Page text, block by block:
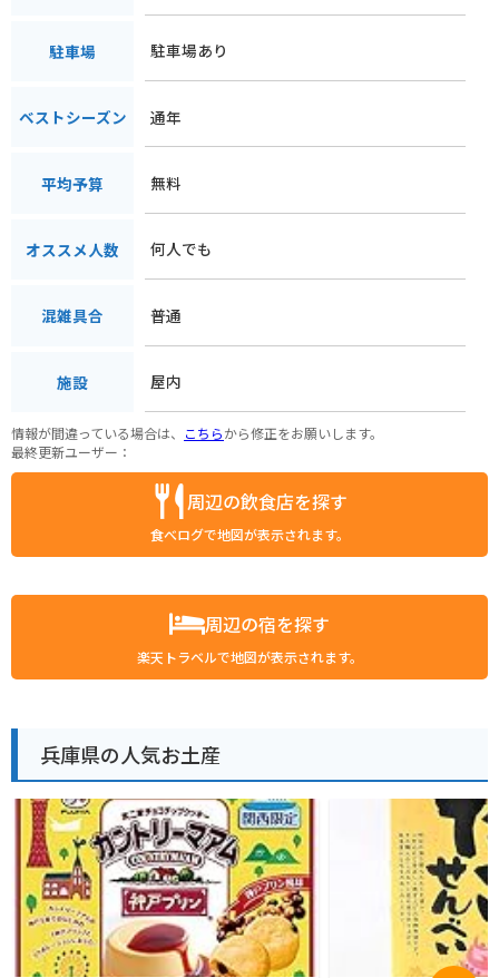
駐車場 駐車場あり
ベストシーズン 通年
平均予算 無料
オススメ人数 何人でも
混雑具合 普通
施設 屋内
情報が間違っている場合は、 こちらから修正をお願いします。
最終更新ユーザー：
周辺の飲食店を探す
食べログで地図が表示されます。
周辺の宿を探す
楽天トラベルで地図が表示されます。
兵庫県の人気お土産